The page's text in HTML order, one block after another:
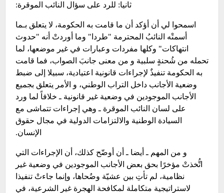
ثانيا: للرد على سؤال النائب الموقرة:
اسمحوا لي أن أؤكد أن ما قامت به الحكومة، لا يتعلق بـما
أسمتْه النائبُ المحترمة "طردا" وما أوردتْ أنه "حدوث
انتهاكات" وكلها مفردات وعبارات في غير موضعها، لما
تحمله من شُحنةٍ سلبية و من معنى جانبَ الصواب، فما قامت
به الحكومة تنفيذٌ لإجراءات قانونية اعتيادية، سبيلا إلى ضبط
وضعية الأجانب داخل التراب الوطني، و الأمر يتعلق بجميع
الأجانب الموجودين في وضعية غير قانونية ـ خلافاً لما ورد
على لسان النائب الموقرة ـ وهي إجراءات تتماشى مع
السيادة الوطنية والالتزامات الدولية في مجال حقوق
الإنسان.
و من المهم ـ أيضا ـ أن أوضّح كذلك، أن الإجراءات التي
اتُّخذتْ مؤخرًا بحق بعض الأجانب الموجودين في وضعية غير
نظامية، لم تأتِ بين عشيّة وضُحاها، وإنما جاءتْ تنفيذا
لاستراتيجية متكاملة لمكافحة الهجرة غير الشرعية، في